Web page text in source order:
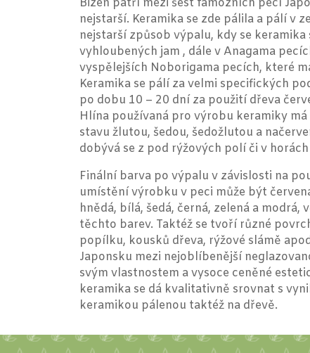
nejstarší. Keramika se zde pálila a pálí v
nejstarší způsob výpalu, kdy se keramika
vyhloubených jam , dále v Anagama
vyspělejších Noborigama pecích, které
Keramika se pálí za velmi specifických
po dobu 10 – 20 dní za použití dřeva
Hlína používaná pro výrobu keramiky
stavu žlutou, šedou, šedožlutou a
dobývá se z pod rýžových polí či v
Finální barva po výpalu v závislosti na
umístění výrobku v peci může být
hnědá, bílá, šedá, černá, zelená a modrá,
těchto barev. Taktéž se tvoří různé
popílku, kousků dřeva, rýžové slámě
Japonsku mezi nejoblíbenější
svým vlastnostem a vysoce ceněné
keramika se dá kvalitativně srovnat s
keramikou pálenou taktéž na dřevě.